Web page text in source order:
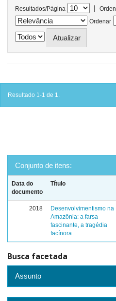
Resultados/Página |
Ordenar
Resultado 1-1 de 1.
Conjunto de itens:
Data do
documento
Título
2018
Desenvolvimentismo na
Amazônia: a farsa
fascinante, a tragédia
facínora
Busca facetada
Assunto